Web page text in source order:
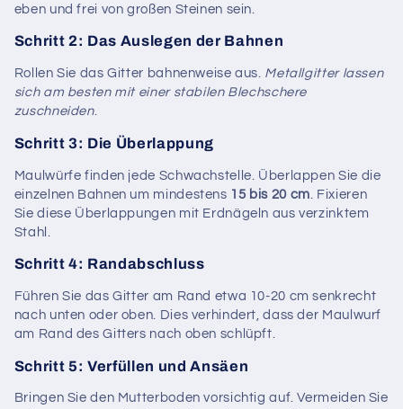
eben und frei von großen Steinen sein.
Schritt 2: Das Auslegen der Bahnen
Rollen Sie das Gitter bahnenweise aus. Metallgitter lassen
sich am besten mit einer stabilen Blechschere
zuschneiden.
Schritt 3: Die Überlappung
Maulwürfe finden jede Schwachstelle. Überlappen Sie die
einzelnen Bahnen um mindestens 15 bis 20 cm . Fixieren
Sie diese Überlappungen mit Erdnägeln aus verzinktem
Stahl.
Schritt 4: Randabschluss
Führen Sie das Gitter am Rand etwa 10-20 cm senkrecht
nach unten oder oben. Dies verhindert, dass der Maulwurf
am Rand des Gitters nach oben schlüpft.
Schritt 5: Verfüllen und Ansäen
Bringen Sie den Mutterboden vorsichtig auf. Vermeiden Sie